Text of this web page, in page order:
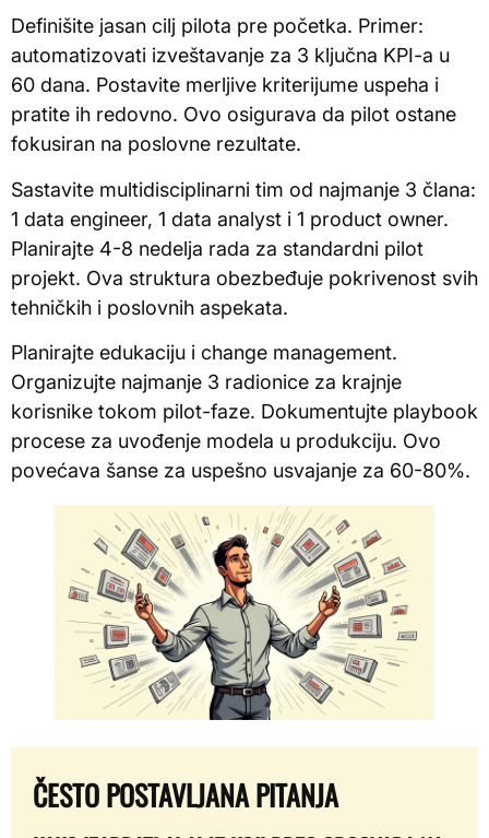
Definišite jasan cilj pilota pre početka. Primer:
automatizovati izveštavanje za 3 ključna KPI-a u
60 dana. Postavite merljive kriterijume uspeha i
pratite ih redovno. Ovo osigurava da pilot ostane
fokusiran na poslovne rezultate.
Sastavite multidisciplinarni tim od najmanje 3 člana:
1 data engineer, 1 data analyst i 1 product owner.
Planirajte 4-8 nedelja rada za standardni pilot
projekt. Ova struktura obezbeđuje pokrivenost svih
tehničkih i poslovnih aspekata.
Planirajte edukaciju i change management.
Organizujte najmanje 3 radionice za krajnje
korisnike tokom pilot-faze. Dokumentujte playbook
procese za uvođenje modela u produkciju. Ovo
povećava šanse za uspešno usvajanje za 60-80%.
ČESTO POSTAVLJANA PITANJA